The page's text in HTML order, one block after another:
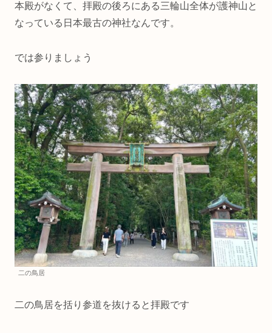
本殿がなくて、拝殿の後ろにある三輪山全体が護神山と
なっている日本最古の神社なんです。
では参りましょう
二の鳥居
二の鳥居を括り参道を抜けると拝殿です